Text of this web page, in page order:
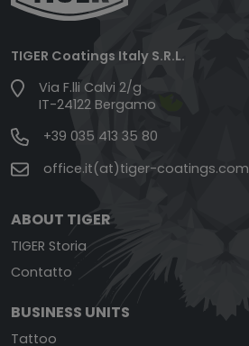
TIGER Coatings Italy S.R.L.
Via F.lli Calvi 2/g
IT-24122 Bergamo
+39 035 413 35 80
office.it(at)tiger-coatings.com
ABOUT TIGER
TIGER Storia
Contatto
BUSINESS UNITS
Tattoo